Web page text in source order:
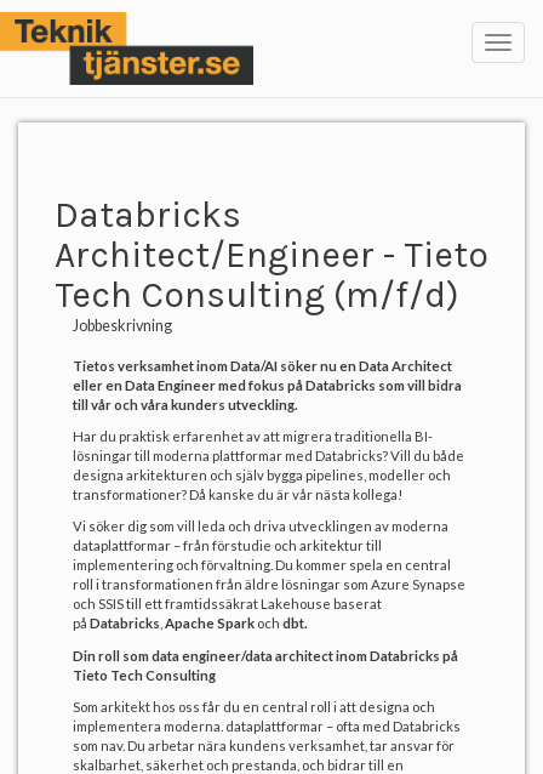
Databricks
Architect/Engineer - Tieto
Tech Consulting (m/f/d)
Jobbeskrivning
Tietos verksamhet inom Data/AI söker nu en Data Architect
eller en Data Engineer med fokus på Databricks som vill bidra
till vår och våra kunders utveckling.
Har du praktisk erfarenhet av att migrera traditionella BI-
lösningar till moderna plattformar med Databricks? Vill du både
designa arkitekturen och själv bygga pipelines, modeller och
transformationer? Då kanske du är vår nästa kollega!
Vi söker dig som vill leda och driva utvecklingen av moderna
dataplattformar – från förstudie och arkitektur till
implementering och förvaltning. Du kommer spela en central
roll i transformationen från äldre lösningar som Azure Synapse
och SSIS till ett framtidssäkrat Lakehouse baserat
på Databricks Apache Spark och dbt.
Din roll som data engineer/data architect inom Databricks på
Tieto Tech Consulting
Som arkitekt hos oss får du en central roll i att designa och
implementera moderna. dataplattformar – ofta med Databricks
som nav. Du arbetar nära kundens verksamhet, tar ansvar för
skalbarhet, säkerhet och prestanda, och bidrar till en